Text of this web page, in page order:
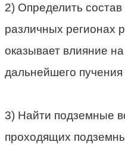
2) Определить
различных регионах
оказывает влияние
дальнейшего
3) Найти подземные
проходящих